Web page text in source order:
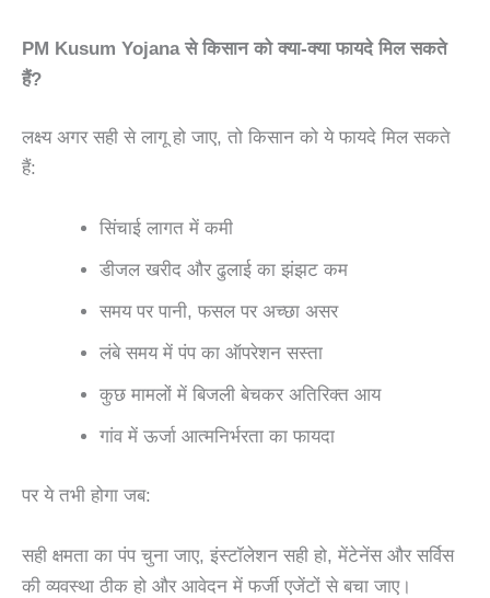
PM Kusum Yojana से किसान को क्या-क्या फायदे मिल सकते
हैं?
लक्ष्य अगर सही से लागू हो जाए, तो किसान को ये फायदे मिल सकते
हैं:
सिंचाई लागत में कमी
डीजल खरीद और ढुलाई का झंझट कम
समय पर पानी, फसल पर अच्छा असर
लंबे समय में पंप का ऑपरेशन सस्ता
कुछ मामलों में बिजली बेचकर अतिरिक्त आय
गांव में ऊर्जा आत्मनिर्भरता का फायदा
पर ये तभी होगा जब:
सही क्षमता का पंप चुना जाए, इंस्टॉलेशन सही हो, मेंटेनेंस और सर्विस
की व्यवस्था ठीक हो और आवेदन में फर्जी एजेंटों से बचा जाए।